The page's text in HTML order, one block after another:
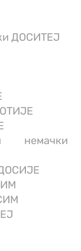
ДОСИТЕЈ
немачки